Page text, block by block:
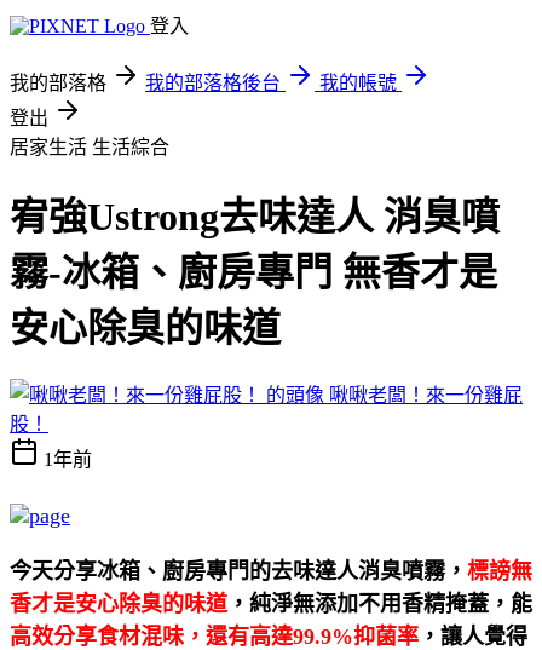
登入
我的部落格 我的部落格後台
我的帳號
登出
居家生活 生活綜合
宥強Ustrong去味達人 消臭噴
霧-冰箱、廚房專門 無香才是
安心除臭的味道
啾啾老闆！來一份雞屁
股！
1年前
今天分享冰箱、廚房專門 的去味達人消臭噴霧， 標謗無
香才是安心除臭的味道 ，純淨無添加不用香精掩蓋 ，能
高效分享食材混味，還有高達99.9%抑菌率 ，讓人覺得